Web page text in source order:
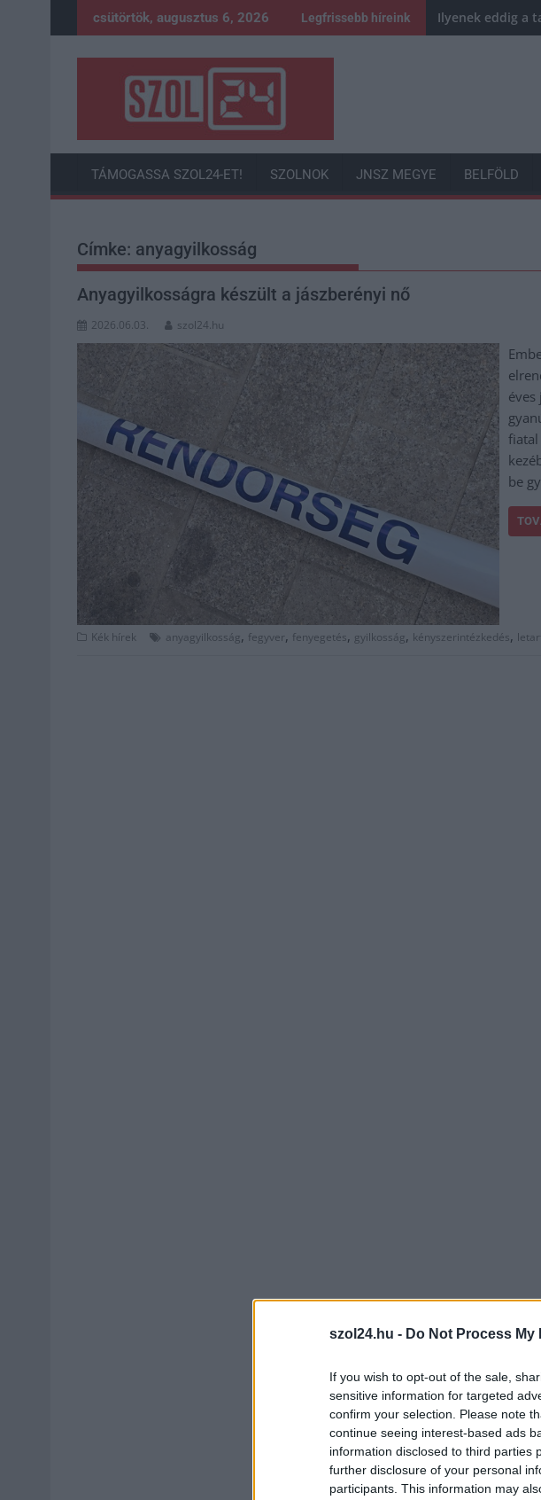
szol24.hu - Do Not Process
If you wish to opt-out of the sale,
sensitive information for targeted
confirm your selection. Please note
continue seeing interest-based ads
information disclosed to third parties
further disclosure of your personal
participants. This information may
to
csütörtök, augusztus 6, 2026 Legfrissebb híreink Ilyenek eddig a
TÁMOGASSA SZOL24-ET! SZOLNOK JNSZ MEGYE BELFÖLD
Címke: anyagyilkosság
Anyagyilkosságra készült a jászberényi nő
2026.06.03. szol24.hu
éves
fiatal
be
Kék hírek anyagyilkosság, fegyver, fenyegetés, gyilkosság, kényszerintézkedés,